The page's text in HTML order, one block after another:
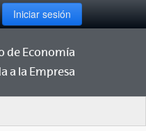
Iniciar sesión
de Economía
a la Empresa